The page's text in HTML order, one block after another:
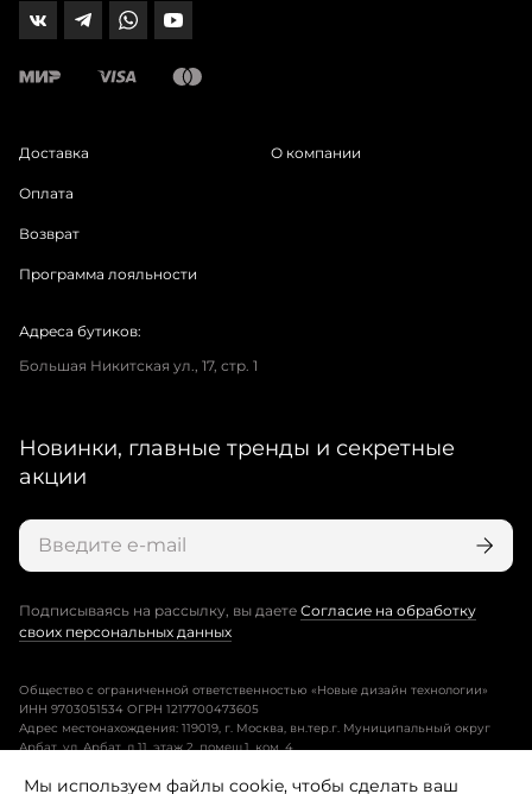
Доставка
Оплата
Возврат
Программа лояльности
О компании
Адреса бутиков:
Большая Никитская ул., 17, стр. 1
Новинки, главные тренды и секретные
акции
Подписываясь на рассылку, вы даете Согласие на обработку
своих персональных данных
Общество с ограниченной ответственностью «Новые дизайн технологии»
ИНН 9703051534 ОГРН 1217700473605
Адрес местонахождения: 119019, г. Москва, вн.тер.г. Муниципальный округ
Арбат, ул. Арбат, д.11, этаж 2, помещ.1, ком. 4.
Мы используем файлы cookie, чтобы сделать ваш